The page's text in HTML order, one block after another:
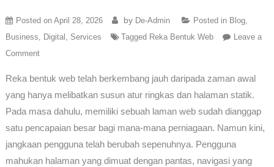
Posted on April 28, 2026 by De-Admin Posted in Blog,
Business, Digital , Services Tagged Reka Bentuk Web
Leave a
Comment
Reka bentuk web telah berkembang jauh daripada zaman awal
yang hanya melibatkan susun atur ringkas dan halaman statik.
Pada masa dahulu, memiliki sebuah laman web sudah dianggap
satu pencapaian besar bagi mana-mana perniagaan. Namun kini,
jangkaan pengguna telah berubah sepenuhnya. Pengguna
mahukan halaman yang dimuat dengan pantas, navigasi yang